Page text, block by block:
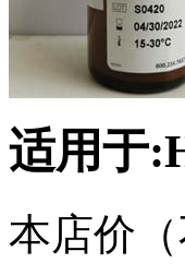
适用于
本店价（